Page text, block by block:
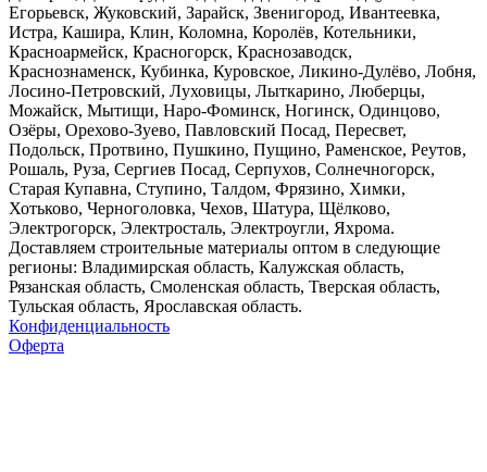
Егорьевск, Жуковский, Зарайск, Звенигород, Ивантеевка,
Истра, Кашира, Клин, Коломна, Королёв, Котельники,
Красноармейск, Красногорск, Краснозаводск,
Краснознаменск, Кубинка, Куровское, Ликино-Дулёво, Лобня,
Лосино-Петровский, Луховицы, Лыткарино, Люберцы,
Можайск, Мытищи, Наро-Фоминск, Ногинск, Одинцово,
Озёры, Орехово-Зуево, Павловский Посад, Пересвет,
Подольск, Протвино, Пушкино, Пущино, Раменское, Реутов,
Рошаль, Руза, Сергиев Посад, Серпухов, Солнечногорск,
Старая Купавна, Ступино, Талдом, Фрязино, Химки,
Хотьково, Черноголовка, Чехов, Шатура, Щёлково,
Электрогорск, Электросталь, Электроугли, Яхрома.
Доставляем строительные материалы оптом в следующие
регионы: Владимирская область, Калужская область,
Рязанская область, Смоленская область, Тверская область,
Тульская область, Ярославская область.
Конфиденциальность
Оферта